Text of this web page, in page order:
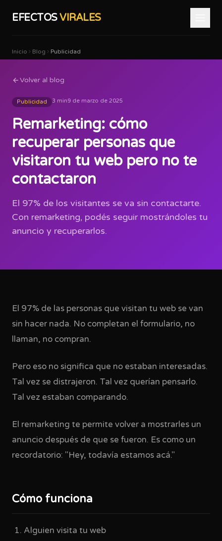
EFECTOSVIRALES
Inicio Blog Publicidad
Volver al blog
Publicidad 3 min9 de marzo de 2025
Remarketing: cómo
recuperar personas que
visitaron tu web pero no te
contactaron
El 97% de los visitantes se va sin contactarte.
Con remarketing, podés seguir mostrándoles tu
anuncio y recuperarlos.
El 97% de las personas que visitan tu web se van
sin hacer nada. No completan el formulario, no
llaman, no compran.
Pero eso no significa que no estaban interesadas.
Tal vez se distrajeron. Tal vez querían pensarlo.
Tal vez estaban comparando.
El remarketing te permite volver a mostrarles un
anuncio después de que se fueron. Es como un
recordatorio: "Hey, todavía estamos acá."
Cómo funciona
Alguien visita tu web